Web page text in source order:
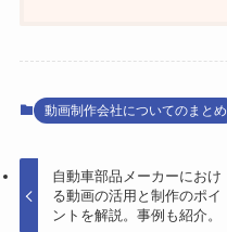
動画制作会社についてのまとめ
自動車部品メーカーにおけ
る動画の活用と制作のポイ
ントを解説。事例も紹介。